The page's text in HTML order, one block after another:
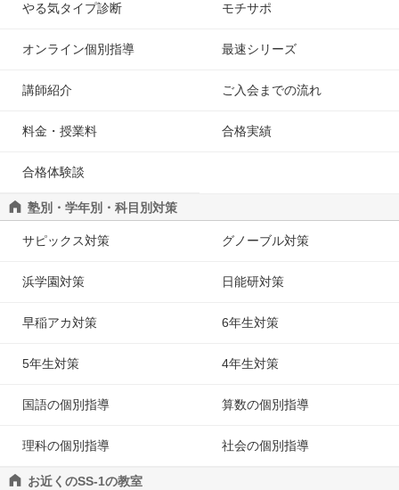
やる気タイプ診断 モチサポ
オンライン個別指導 最速シリーズ
講師紹介 ご入会までの流れ
料金・授業料 合格実績
合格体験談
塾別・学年別・科目別対策
サピックス対策 グノーブル対策
浜学園対策 日能研対策
早稲アカ対策 6年生対策
5年生対策 4年生対策
国語の個別指導 算数の個別指導
理科の個別指導 社会の個別指導
お近くのSS-1の教室